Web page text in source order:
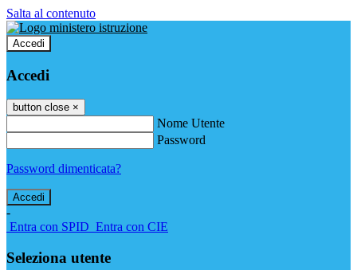
Salta al contenuto
Accedi
Accedi
button close ×
Nome Utente
Password
Password dimenticata?
-
Entra con SPID Entra con CIE
Seleziona utente